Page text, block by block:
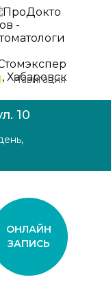
Навигация
10
ОНЛАЙН
ЗАПИСЬ